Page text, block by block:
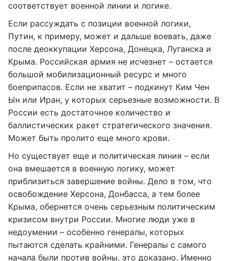
соответствует военной линии и логике.
Если рассуждать с позиции военной логики,
Путин, к примеру, может и дальше воевать, даже
после деоккупации Херсона, Донецка, Луганска и
Крыма. Российская армия не исчезнет – остается
большой мобилизационный ресурс и много
боеприпасов. Если не хватит – подкинут Ким Чен
Ын или Иран, у которых серьезные возможности. В
России есть достаточное количество и
баллистических ракет стратегического значения.
Может быть пролито еще много крови.
Но существует еще и политическая линия – если
она вмешается в военную логику, может
приблизиться завершение войны. Дело в том, что
освобождение Херсона, Донбасса, а тем более
Крыма, обернется очень серьезным политическим
кризисом внутри России. Многие люди уже в
недоумении – особенно генералы, которых
пытаются сделать крайними. Генералы с самого
начала были против войны, это доказано. Именно